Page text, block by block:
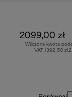
2099,00 zł
Wliczona kwota
VAT (392,50